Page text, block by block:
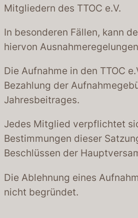
Mitgliedern des TTOC e.V.
In besonderen Fällen, kann
hiervon
Die Aufnahme in den TTOC
Bezahlung der
Jahresbeitrages.
Jedes Mitglied verpflichtet
Bestimmungen dieser
Beschlüssen der
Die Ablehnung eines
nicht begründet.